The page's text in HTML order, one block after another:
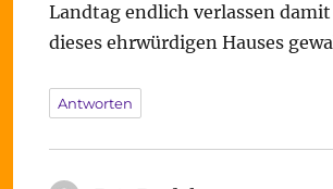
Landtag endlich verlassen damit
dieses ehrwürdigen Hauses
Antworten